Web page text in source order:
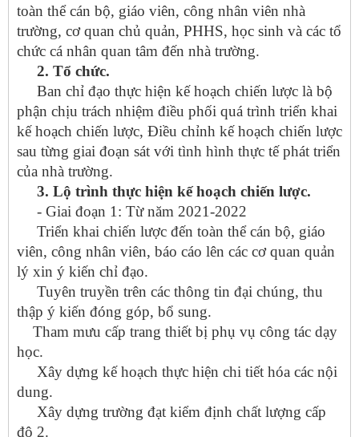
toàn thể cán bộ, giáo viên, công nhân viên nhà
trường, cơ quan chủ quản, PHHS, học sinh và các tổ
chức cá nhân quan tâm đến nhà trường.
2. Tổ chức.
Ban chỉ đạo thực hiện kế hoạch chiến lược là bộ
phận chịu trách nhiệm điều phối quá trình triển khai
kế hoạch chiến lược, Điều chỉnh kế hoạch chiến lược
sau từng giai đoạn sát với tình hình thực tế phát triển
của nhà trường.
3. Lộ trình thực hiện kế hoạch chiến lược.
- Giai đoạn 1: Từ năm 2021-2022
Triển khai chiến lược đến toàn thể cán bộ, giáo
viên, công nhân viên, báo cáo lên các cơ quan quản
lý xin ý kiến chỉ đạo.
Tuyên truyền trên các thông tin đại chúng, thu
thập ý kiến đóng góp, bổ sung.
Tham mưu cấp trang thiết bị phụ vụ công tác dạy
học.
Xây dựng kế hoạch thực hiện chi tiết hóa các nội
dung.
Xây dựng trường đạt kiểm định chất lượng cấp
độ 2.